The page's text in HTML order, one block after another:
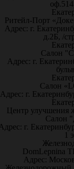
Ритейл-Порт
Адрес: г.
д.2Б, /
Салон
Адрес: г.
Салон
Адрес: г.
Центр
Салон
г.
1
DomLepnina
Адрес: